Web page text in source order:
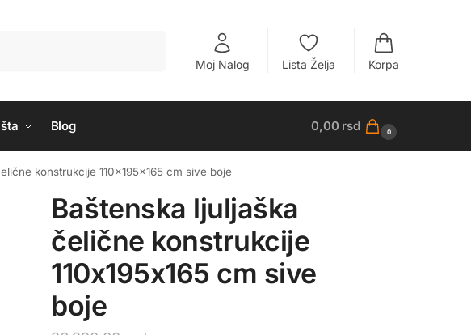
Moj Nalog Lista Želja Korpa
Blog 0,00 rsd 0
konstrukcije 110x195x165 cm sive boje
Baštenska ljuljaška
čelične konstrukcije
110x195x165 cm sive
boje